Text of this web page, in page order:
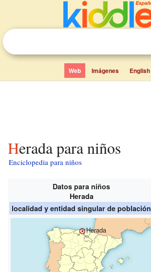
Web Imágenes English
Herada para niños
Enciclopedia para niños
Datos para niños
Herada
localidad y entidad singular de población
Herada